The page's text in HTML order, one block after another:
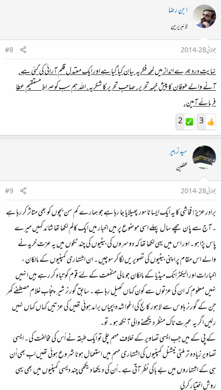
ابن رضا
لائبریرین
جولائی 28، 2014
#8
نہایت درد بھرے انداز میں لمحہ فکریہ بیان کیا گیا ہے اور ایک معتدل قلم آرائی کی گئی ہے.
آنے والے طوفان کا پیش خیمہ تحریر. صاحبِ تحریر کا شکریہ. اللہ ہم سب کو صراطِ مستقیم عطا
فرمائے آمین.
3
2
سید زبیر
محفلین
جولائی 28، 2014
#9
برادر عزیز ! فحاشی کا یہ ایک ایسا ناسور پھیلایا جا رہا ہے جو ہمارے کم سن بچوں کو بھی متاثر کر رہا ہے
۔ آج سے پان چھے سال پہلے اسی موضوع پر میں اخبار میں ایک کالم لکھا تھا شائد کہیں میرے
پاس پڑا ہو ۔ اور اس میں یہی لکھا تھا کہ دوسروں کی بیٹیوں کی چند ٹکوں میں یہ عزت خریدنے
والے اس مقام پر اپنی بیٹیوں کی تصویریں لگا کر سوچیں ۔ ان اشتہاری کمپنیوں کے مالکان ،
اخبارات اور الیکٹرانک میڈیا کے مالکان جو مالی منفعت کے لئے قوم کو تباہ کر رہے ہیں انہیں
نہیں معلوم کہ ان کی عزتوں سے کون کہاں کھیل رہا ہے ۔ سابق گورنر شیر پنجاب غلام مصطفےٰ کھر
جن کے گورنر ہاوس سے لاہور کالج کی اغوا شدہ بچیاں برامد ہوئی تھیں کی عزتیں کہاں کہاں نہیں
رلیں اگر یہ عبرت ناک منظر دیکھنے والی آنکھ ہو ۔ تو۔
کے پی کے میں جب ایسی تصاویر کے خلاف مہم چلی تو ایک طبقہ نے اُس کی مخالفت کی ۔ ایسی
تصاویر زیادہ تر ملٹی نیشنل کمپنیوں کی اشتہاری مہم میں استعمال ہونا شروع ہوئی تھیں اب بھی اُن
ہی کے اشتہاروں میں بے باکی نظر آتی ہے ۔اُن کی دیکھا دیکھی چند دیسی کمپنیوں میں بھی یہی
روش اختیار کرلی